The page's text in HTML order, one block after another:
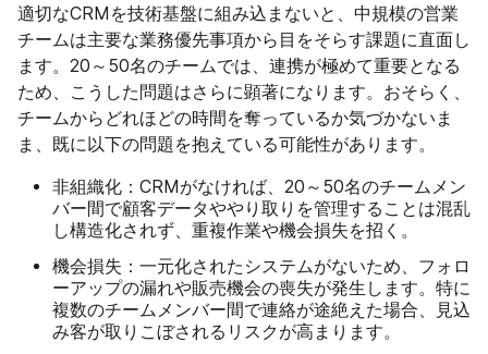
適切なCRMを技術基盤に組み込まないと、中規模の営業
チームは主要な業務優先事項から目をそらす課題に直面し
ます。20～50名のチームでは、連携が極めて重要となる
ため、こうした問題はさらに顕著になります。おそらく、
チームからどれほどの時間を奪っているか気づかないま
ま、既に以下の問題を抱えている可能性があります。
非組織化： CRMがなければ、20～50名のチームメン
バー間で顧客データややり取りを管理することは混乱
し構造化されず、重複作業や機会損失を招く。
機会損失： 一元化されたシステムがないため、フォロ
ーアップの漏れや販売機会の喪失が発生します。特に
複数のチームメンバー間で連絡が途絶えた場合、見込
み客が取りこぼされるリスクが高まります。